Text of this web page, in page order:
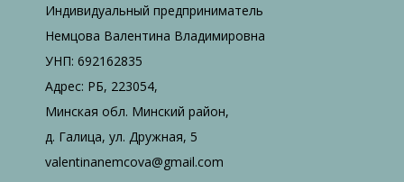
Индивидуальный предприниматель
Немцова Валентина Владимировна
УНП: 692162835
Адрес: РБ, 223054,
Минская обл. Минский район,
д. Галица, ул. Дружная, 5
valentinanemcova@gmail.com